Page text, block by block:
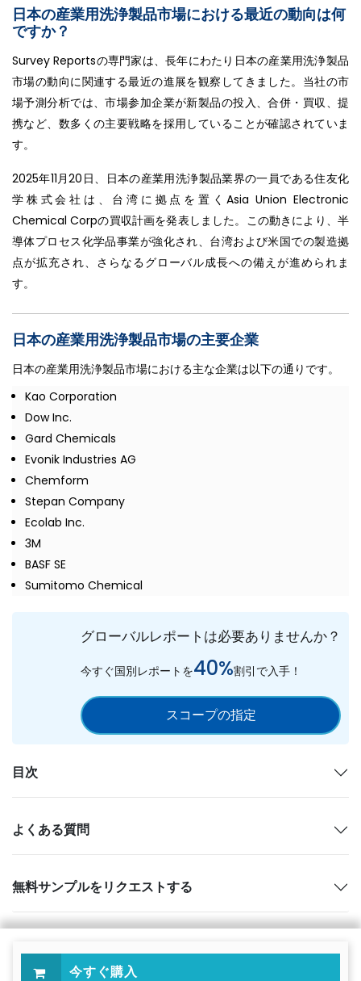
日本の産業用洗浄製品市場における最近の動向は何
ですか？
Survey Reportsの専門家は、長年にわたり日本の産業用洗浄製品
市場の動向に関連する最近の進展を観察してきました。当社の市
場予測分析では、市場参加企業が新製品の投入、合併・買収、提
携など、数多くの主要戦略を採用していることが確認されていま
す。
2025年11月20日、日本の産業用洗浄製品業界の一員である住友化
学株式会社は、台湾に拠点を置くAsia Union Electronic
Chemical Corpの買収計画を発表しました。この動きにより、半
導体プロセス化学品事業が強化され、台湾および米国での製造拠
点が拡充され、さらなるグローバル成長への備えが進められま
す。
日本の産業用洗浄製品市場の主要企業
日本の産業用洗浄製品市場における主な企業は以下の通りです。
Kao Corporation
Dow Inc.
Gard Chemicals
Evonik Industries AG
Chemform
Stepan Company
Ecolab Inc.
3M
BASF SE
Sumitomo Chemical
グローバルレポートは必要ありませんか？
今すぐ国別レポートを40%割引で入手！
スコープの指定
目次
よくある質問
無料サンプルをリクエストする
今すぐ購入